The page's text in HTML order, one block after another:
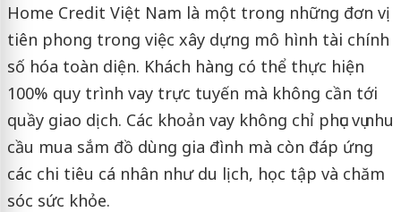
Home Credit Việt Nam là một trong những đơn vị
tiên phong trong việc xây dựng mô hình tài chính
số hóa toàn diện. Khách hàng có thể thực hiện
100% quy trình vay trực tuyến mà không cần tới
quầy giao dịch. Các khoản vay không chỉ phục vụ nhu
cầu mua sắm đồ dùng gia đình mà còn đáp ứng
các chi tiêu cá nhân như du lịch, học tập và chăm
sóc sức khỏe.